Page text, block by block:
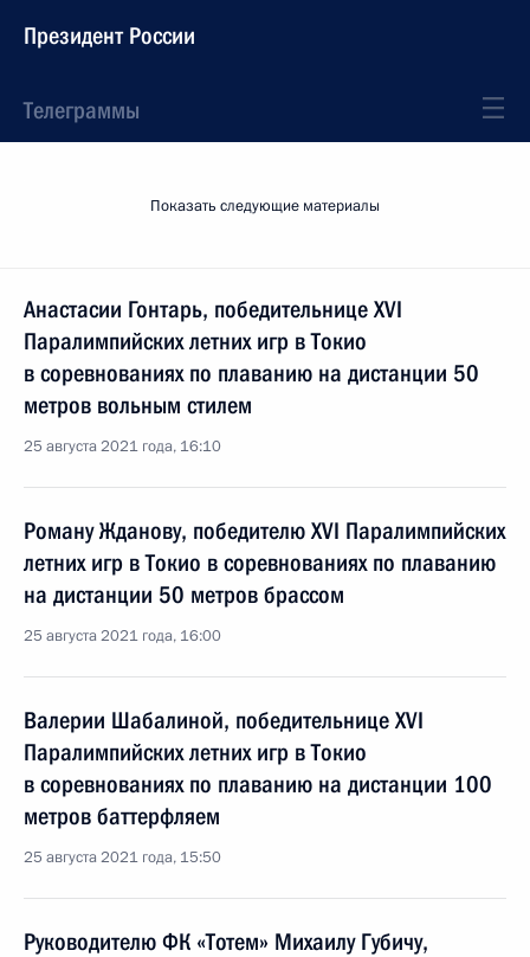
Президент России
Телеграммы
Показать следующие материалы
Анастасии Гонтарь, победительнице XVI
Паралимпийских летних игр в Токио
в соревнованиях по плаванию на дистанции 50
метров вольным стилем
25 августа 2021 года, 16:10
Роману Жданову, победителю XVI Паралимпийских
летних игр в Токио в соревнованиях по плаванию
на дистанции 50 метров брассом
25 августа 2021 года, 16:00
Валерии Шабалиной, победительнице XVI
Паралимпийских летних игр в Токио
в соревнованиях по плаванию на дистанции 100
метров баттерфляем
25 августа 2021 года, 15:50
Руководителю ФК «Тотем» Михаилу Губичу,